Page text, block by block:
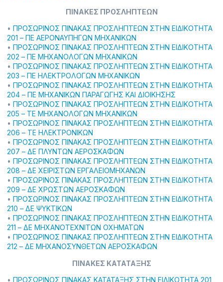
ΠΙΝΑΚΕΣ ΠΡΟΣΛΗΠΤΕΩΝ
• ΠΡΟΣΩΡΙΝΟΣ ΠΙΝΑΚΑΣ ΠΡΟΣΛΗΠΤΕΩΝ ΣΤΗΝ ΕΙΔΙΚΟΤΗΤΑ
201 – ΠΕ ΑΕΡΟΝΑΥΠΗΓΩΝ ΜΗΧΑΝΙΚΩΝ
• ΠΡΟΣΩΡΙΝΟΣ ΠΙΝΑΚΑΣ ΠΡΟΣΛΗΠΤΕΩΝ ΣΤΗΝ ΕΙΔΙΚΟΤΗΤΑ
202 – ΠΕ ΜΗΧΑΝΟΛΟΓΩΝ ΜΗΧΑΝΙΚΩΝ
• ΠΡΟΣΩΡΙΝΟΣ ΠΙΝΑΚΑΣ ΠΡΟΣΛΗΠΤΕΩΝ ΣΤΗΝ ΕΙΔΙΚΟΤΗΤΑ
203 – ΠΕ ΗΛΕΚΤΡΟΛΟΓΩΝ ΜΗΧΑΝΙΚΩΝ
• ΠΡΟΣΩΡΙΝΟΣ ΠΙΝΑΚΑΣ ΠΡΟΣΛΗΠΤΕΩΝ ΣΤΗΝ ΕΙΔΙΚΟΤΗΤΑ
204 – ΠΕ ΜΗΧΑΝΙΚΩΝ ΠΑΡΑΓΩΓΗΣ ΚΑΙ ΔΙΟΙΚΗΣΗΣ
• ΠΡΟΣΩΡΙΝΟΣ ΠΙΝΑΚΑΣ ΠΡΟΣΛΗΠΤΕΩΝ ΣΤΗΝ ΕΙΔΙΚΟΤΗΤΑ
205 – ΤΕ ΜΗΧΑΝΟΛΟΓΩΝ ΜΗΧΑΝΙΚΩΝ
• ΠΡΟΣΩΡΙΝΟΣ ΠΙΝΑΚΑΣ ΠΡΟΣΛΗΠΤΕΩΝ ΣΤΗΝ ΕΙΔΙΚΟΤΗΤΑ
206 – ΤΕ ΗΛΕΚΤΡΟΝΙΚΩΝ
• ΠΡΟΣΩΡΙΝΟΣ ΠΙΝΑΚΑΣ ΠΡΟΣΛΗΠΤΕΩΝ ΣΤΗΝ ΕΙΔΙΚΟΤΗΤΑ
207 – ΔΕ ΠΛΥΝΤΩΝ ΑΕΡΟΣΚΑΦΩΝ
• ΠΡΟΣΩΡΙΝΟΣ ΠΙΝΑΚΑΣ ΠΡΟΣΛΗΠΤΕΩΝ ΣΤΗΝ ΕΙΔΙΚΟΤΗΤΑ
208 – ΔΕ ΧΕΙΡΙΣΤΩΝ ΕΡΓΑΛΕΙΟΜΗΧΑΝΩΝ
• ΠΡΟΣΩΡΙΝΟΣ ΠΙΝΑΚΑΣ ΠΡΟΣΛΗΠΤΕΩΝ ΣΤΗΝ ΕΙΔΙΚΟΤΗΤΑ
209 – ΔΕ ΧΡΩΣΤΩΝ ΑΕΡΟΣΚΑΦΩΝ
• ΠΡΟΣΩΡΙΝΟΣ ΠΙΝΑΚΑΣ ΠΡΟΣΛΗΠΤΕΩΝ ΣΤΗΝ ΕΙΔΙΚΟΤΗΤΑ
210 – ΔΕ ΨΥΚΤΙΚΩΝ
• ΠΡΟΣΩΡΙΝΟΣ ΠΙΝΑΚΑΣ ΠΡΟΣΛΗΠΤΕΩΝ ΣΤΗΝ ΕΙΔΙΚΟΤΗΤΑ
211 – ΔΕ ΜΗΧΑΝΟΤΕΧΝΙΤΩΝ ΟΧΗΜΑΤΩΝ
• ΠΡΟΣΩΡΙΝΟΣ ΠΙΝΑΚΑΣ ΠΡΟΣΛΗΠΤΕΩΝ ΣΤΗΝ ΕΙΔΙΚΟΤΗΤΑ
212 – ΔΕ ΜΗΧΑΝΟΣΥΝΘΕΤΩΝ ΑΕΡΟΣΚΑΦΩΝ
ΠΙΝΑΚΕΣ ΚΑΤΑΤΑΞΗΣ
• ΠΡΟΣΩΡΙΝΟΣ ΠΙΝΑΚΑΣ ΚΑΤΑΤΑΞΗΣ ΣΤΗΝ ΕΙΔΙΚΟΤΗΤΑ 201